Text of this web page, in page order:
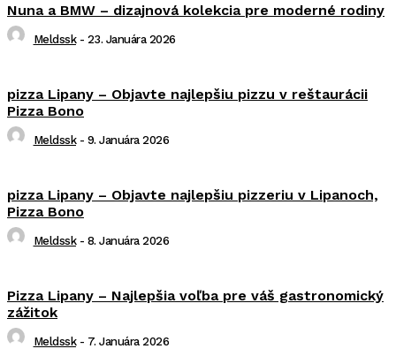
Nuna a BMW – dizajnová kolekcia pre moderné rodiny
Meldssk - 23. Januára 2026
pizza Lipany – Objavte najlepšiu pizzu v reštaurácii
Pizza Bono
Meldssk - 9. Januára 2026
pizza Lipany – Objavte najlepšiu pizzeriu v Lipanoch,
Pizza Bono
Meldssk - 8. Januára 2026
Pizza Lipany – Najlepšia voľba pre váš gastronomický
zážitok
Meldssk - 7. Januára 2026